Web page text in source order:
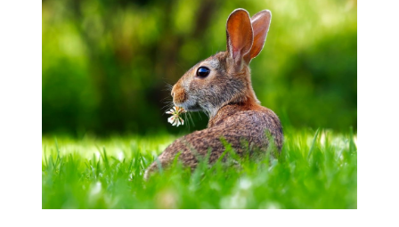
udforske dybden af puma-dyrets...